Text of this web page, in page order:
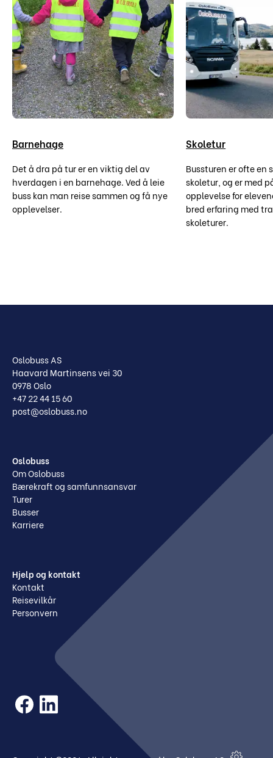
Barnehage
Det å dra på tur er en viktig del av
hverdagen i en barnehage. Ved å leie
buss kan man reise sammen og få nye
opplevelser.
Skoletur
Bussturen er ofte en
skoletur, og er med
opplevelse for
bred erfaring med
skoleturer.
Oslobuss AS
Haavard Martinsens vei 30
0978 Oslo
+47 22 44 15 60
post@oslobuss.no
Oslobuss
Om Oslobuss
Bærekraft og samfunnsansvar
Turer
Busser
Karriere
Hjelp og kontakt
Kontakt
Reisevilkår
Personvern